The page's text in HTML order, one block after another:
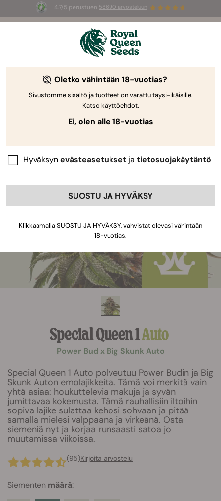
4.7/5 perustuen 58690 arvosteluun
Summer Sales: jopa –50 %
valikoiduista tuotteista! ⏤
Special Queen 1Auto
Power Bud x Big Skunk Auto
Special Queen 1 Auto polveutuu Power Budin ja Big
Skunk Auton emolajikkeita. Tämä voi merkitä vain
yhtä asiaa: houkuttelevia makuja ja syvän
jumittavaa kokemusta. Tämä rauhallisiin iltoihin
sopiva lajike sulattaa kehosi sohvaan ja pitää
samalla mielesi valppaana ja virkeänä. Osta
siemeniä nyt ja korjaa runsaasti satoa jo
muutamissa viikoissa.
(95)Kirjoita arvostelu
Siementen määrä:
Oletko vähintään 18-vuotias?
Sivustomme sisältö ja tuotteet on varattu täysi-ikäisille.
Katso käyttöehdot.
Ei, olen alle 18-vuotias
Hyväksynevästeasetuksetja tietosuojakäytäntö
SUOSTU JA HYVÄKSY
Klikkaamalla SUOSTU JA HYVÄKSY, vahvistat olevasi vähintään
18-vuotias.